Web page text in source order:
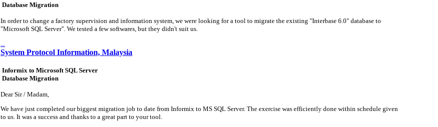
Database Migration
In order to change a factory supervision and information system, we were looking for a tool to migrate the existing "Interbase 6.0" database to
"Microsoft SQL Server". We tested a few softwares, but they didn't suit us.
System Protocol Information, Malaysia
Informix to Microsoft SQL Server
Database Migration
Dear Sir / Madam,
We have just completed our biggest migration job to date from Informix to MS SQL Server. The exercise was efficiently done within schedule given
to us. It was a success and thanks to a great part to your tool.